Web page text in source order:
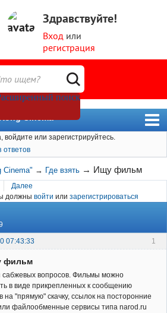
Здравствуйте!
Вход или
регистрация
Cinema"
войдите или зарегистрируйтесь.
ответов
Cinema" → Где взять → Ищу фильм
Далее
должны войти или зарегистрироваться
1
07:43:33
фильм
сабжевых вопросов. Фильмы можно
в виде прикрепленных к сообщению
на "прямую" скачку, ссылок на посторонние
файлообменные сервисы типа narod.ru